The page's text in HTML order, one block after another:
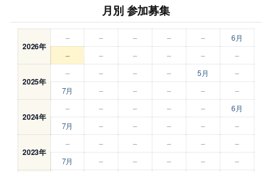
月別 参加募集
2026年
– – – – – 6月
– – – – – –
2025年
– – – – 5月
–
7月
– – – – –
2024年
– – – – –
6月
7月
– – – – –
2023年
– – – – –
–
7月
– – – – –